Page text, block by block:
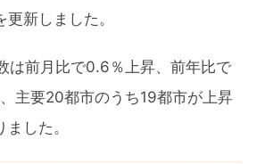
新しました。
は前月比で0.6％上昇、前年比で
主要20都市のうち19都市が上昇
した。